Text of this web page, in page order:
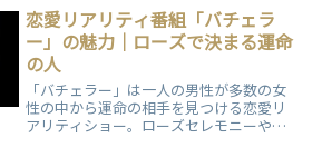
います。メンバー一覧や番組の概要につ
いてまとめてますので、ぜひご覧くださ
い。
恋愛リアリティ番組「バチェラ
ー」の魅力｜ローズで決まる運命
の人
「バチェラー」は一人の男性が多数の女
性の中から運命の相手を見つける恋愛リ
アリティショー。ローズセレモニーやサ